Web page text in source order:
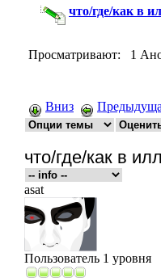
что/где/как в
Просматривают: 1
Вниз
что/где/как в
asat
Пользователь 1 уровня